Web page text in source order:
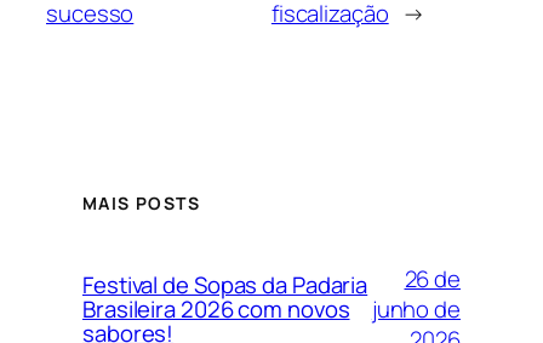
sucesso
fiscalização →
MAIS POSTS
Festival de Sopas da Padaria
Brasileira 2026 com novos
sabores!
26 de
junho de